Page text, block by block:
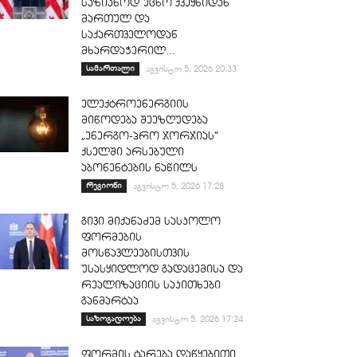
საზიანოდ უცხო ქვეყნიდან
მართულ და
საქართველოდან
მხარდაჭერილ...
სამართალი აგვისტო 5, 2026 20:33
ელექტროენერგიის
მიწოდება შეეზღუდება
„ენერგო-პრო ჯორჯიას“
ქსელში არსებული
აბონენტების ნაწილს
რეგიონი აგვისტო 5, 2026 17:28
გივი მიქანაძემ სასკოლო
ფორმების
მოსწავლეებისთვის
უსასყიდლოდ გადაცემისა და
რეალიზაციის საკითხები
განმარტაა
საზოგადოება აგვისტო 5, 2026 17:24
ფორმის ტარება დაწყებითი